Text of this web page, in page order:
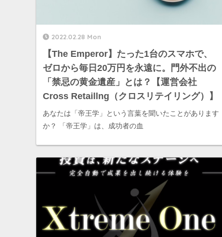
2022.02.28 Mon
【The Emperor】たった1台のスマホで、
ゼロから毎日20万円を永遠に。門外不出の
「禁忌の黄金遺産」とは？【運営会社
Cross Retaillng（クロスリテイリング）】
あなたは「帝王学」という言葉を聞いたことがあります
か？ 「帝王学」は、成功者の血